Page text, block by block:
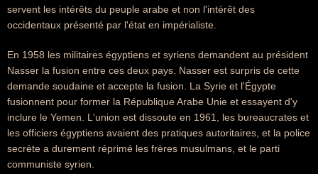
servent les intérêts du peuple arabe et non l'intérêt des
occidentaux présenté par l'état en impérialiste.
En 1958 les militaires égyptiens et syriens demandent au président
Nasser la fusion entre ces deux pays. Nasser est surpris de cette
demande soudaine et accepte la fusion. La Syrie et l'Égypte
fusionnent pour former la République Arabe Unie et essayent d'y
inclure le Yemen. L'union est dissoute en 1961, les bureaucrates et
les officiers égyptiens avaient des pratiques autoritaires, et la police
secrète a durement réprimé les frères musulmans, et le parti
communiste syrien.